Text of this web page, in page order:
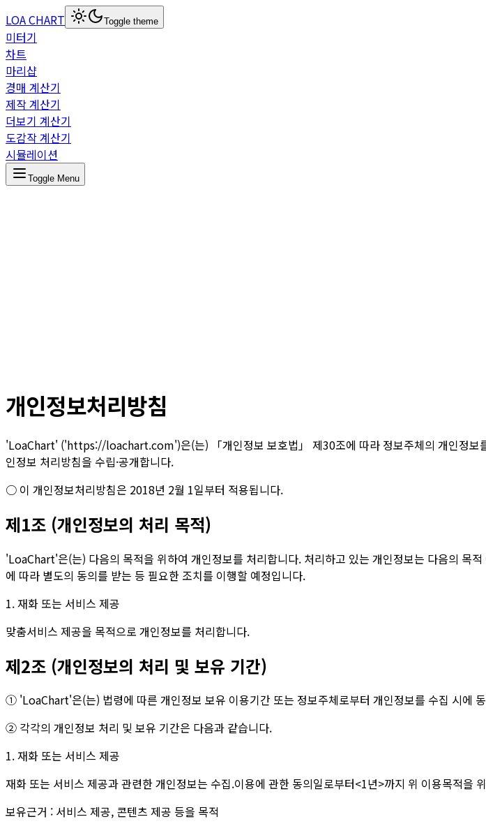
LOA CHART Toggle theme
미터기
차트
마리샵
경매 계산기
제작 계산기
더보기 계산기
도감작 계산기
시뮬레이션
Toggle Menu
개인정보처리방침
'LoaChart' ('https://loachart.com')은(는) 「개인정보 보호법」 제30조에 따라 정보주체의 개인정보
인정보 처리방침을 수립·공개합니다.
○ 이 개인정보처리방침은 2018년 2월 1일부터 적용됩니다.
제1조 (개인정보의 처리 목적)
'LoaChart'은(는) 다음의 목적을 위하여 개인정보를 처리합니다. 처리하고 있는 개인정보는 다음의 목
에 따라 별도의 동의를 받는 등 필요한 조치를 이행할 예정입니다.
1. 재화 또는 서비스 제공
맞춤서비스 제공을 목적으로 개인정보를 처리합니다.
제2조 (개인정보의 처리 및 보유 기간)
① 'LoaChart'은(는) 법령에 따른 개인정보 보유 이용기간 또는 정보주체로부터 개인정보를 수집 시에
② 각각의 개인정보 처리 및 보유 기간은 다음과 같습니다.
1. 재화 또는 서비스 제공
재화 또는 서비스 제공과 관련한 개인정보는 수집.이용에 관한 동의일로부터<1년>까지 위 이용목적을
보유근거 : 서비스 제공, 콘텐츠 제공 등을 목적